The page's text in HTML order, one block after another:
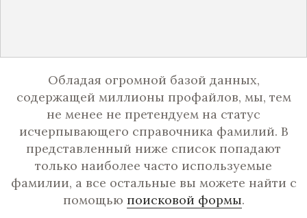
Обладая огромной базой данных,
содержащей миллионы профайлов, мы, тем
не менее не претендуем на статус
исчерпывающего справочника фамилий. В
представленный ниже список попадают
только наиболее часто используемые
фамилии, а все остальные вы можете найти с
помощью поисковой формы.